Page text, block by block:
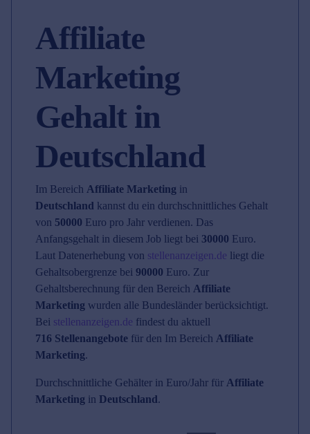
Affiliate
Marketing
Gehalt in
Deutschland
Im Bereich Affiliate Marketing in
Deutschland kannst du ein durchschnittliches Gehalt
von 50000 Euro pro Jahr verdienen. Das
Anfangsgehalt in diesem Job liegt bei 30000 Euro.
Laut Datenerhebung von stellenanzeigen.de liegt die
Gehaltsobergrenze bei 90000 Euro. Zur
Gehaltsberechnung für den Bereich Affiliate
Marketing wurden alle Bundesländer berücksichtigt.
Bei stellenanzeigen.de findest du aktuell
716 Stellenangebote für den Im Bereich Affiliate
Marketing.
Durchschnittliche Gehälter in Euro/Jahr für Affiliate
Marketing in Deutschland.